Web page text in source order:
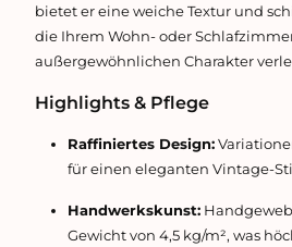
bietet er eine weiche Textur und
die Ihrem Wohn- oder
außergewöhnlichen Charakter
Highlights & Pflege
Raffiniertes Design:
für einen eleganten Vintage-
Handwerkskunst:
Gewicht von 4,5 kg/m², was